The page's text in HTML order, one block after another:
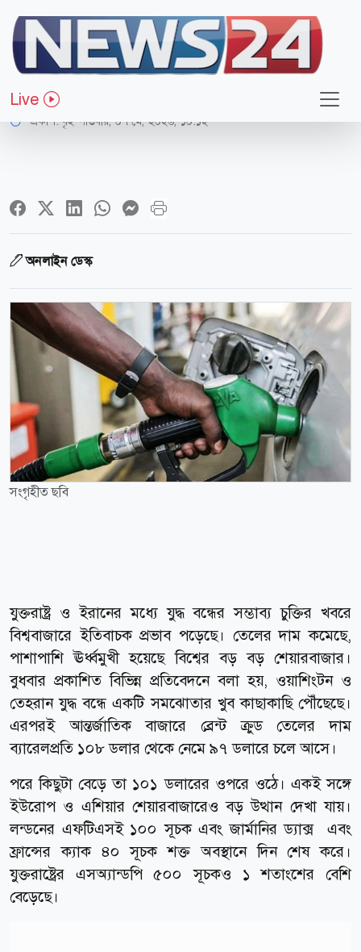
Live
অর্থ-বাণিজ্য
জ্বালানি তেলের দাম নিয়ে বড় সুখবর
প্রকাশ:বৃহস্পতিবার, ০৭ মে, ২০২৬, ১০:১২
অনলাইন ডেস্ক
সংগৃহীত ছবি
যুক্তরাষ্ট্র ও ইরানের মধ্যে যুদ্ধ বন্ধের সম্ভাব্য চুক্তির খবরে
বিশ্ববাজারে ইতিবাচক প্রভাব পড়েছে। তেলের দাম কমেছে,
পাশাপাশি ঊর্ধ্বমুখী হয়েছে বিশ্বের বড় বড় শেয়ারবাজার।
বুধবার প্রকাশিত বিভিন্ন প্রতিবেদনে বলা হয়, ওয়াশিংটন ও
তেহরান যুদ্ধ বন্ধে একটি সমঝোতার খুব কাছাকাছি পৌঁছেছে।
এরপরই আন্তর্জাতিক বাজারে ব্রেন্ট ক্রুড তেলের দাম
ব্যারেলপ্রতি ১০৮ ডলার থেকে নেমে ৯৭ ডলারে চলে আসে।
পরে কিছুটা বেড়ে তা ১০১ ডলারের ওপরে ওঠে। একই সঙ্গে
ইউরোপ ও এশিয়ার শেয়ারবাজারেও বড় উত্থান দেখা যায়।
লন্ডনের এফটিএসই ১০০ সূচক এবং জার্মানির ড্যাক্স এবং
ফ্রান্সের ক্যাক ৪০ সূচক শক্ত অবস্থানে দিন শেষ করে।
যুক্তরাষ্ট্রের এসঅ্যান্ডপি ৫০০ সূচকও ১ শতাংশের বেশি
বেড়েছে।